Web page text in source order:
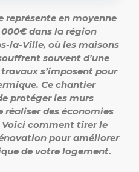
représente en moyenne
dans la région
la-Ville, où les maisons
souvent d’une
s’imposent pour
Ce chantier
protéger les murs
réaliser des économies
comment tirer le
pour améliorer
de votre logement.